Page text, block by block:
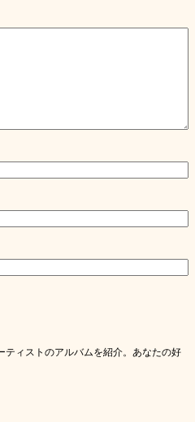
ティストのアルバムを紹介。あなたの好